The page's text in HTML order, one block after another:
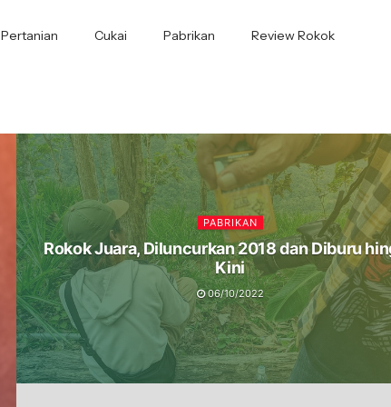
Pertanian Cukai Pabrikan Review Rokok
PABRIKAN
Rokok Juara, Diluncurkan 2018 dan Diburu
Kini
06/10/2022